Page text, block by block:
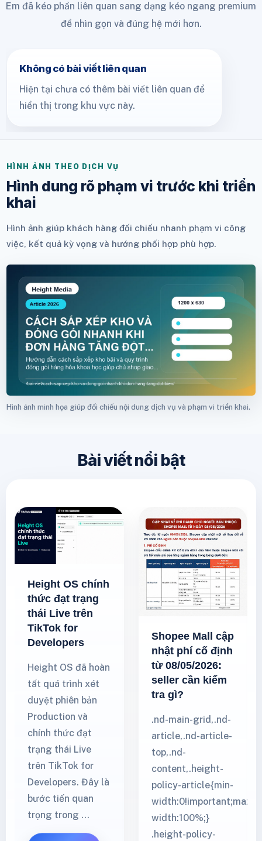
Em đã kéo phần liên quan sang dạng kéo ngang premium
để nhìn gọn và đúng hệ mới hơn.
Không có bài viết liên quan
Hiện tại chưa có thêm bài viết liên quan để
hiển thị trong khu vực này.
HÌNH ẢNH THEO DỊCH VỤ
Hình dung rõ phạm vi trước khi triển
khai
Hình ảnh giúp khách hàng đối chiếu nhanh phạm vi công
việc, kết quả kỳ vọng và hướng phối hợp phù hợp.
Hình ảnh minh họa giúp đối chiếu nội dung dịch vụ và phạm vi triển khai.
Bài viết nổi bật
Height OS chính
thức đạt trạng
thái Live trên
TikTok for
Developers
Height OS đã hoàn
tất quá trình xét
duyệt phiên bản
Production và
chính thức đạt
trạng thái Live
trên TikTok for
Developers. Đây là
bước tiến quan
trọng trong …
Shopee Mall cập
nhật phí cố định
từ 08/05/2026:
seller cần kiểm
tra gì?
.nd-main-grid,.nd-
article,.nd-article-
top,.nd-
content,.height-
policy-article{min-
width:0!important;max-
width:100%;}
.height-policy-